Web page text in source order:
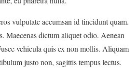
vulputate accumsan id tincidunt quam.
Maecenas dictum aliquet odio. Aenean
vehicula quis ex non mollis. Aliquam
justo non, sagittis tempus lectus.